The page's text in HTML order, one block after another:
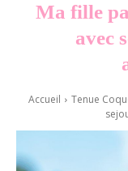
Ma fille
avec
Accueil Tenue